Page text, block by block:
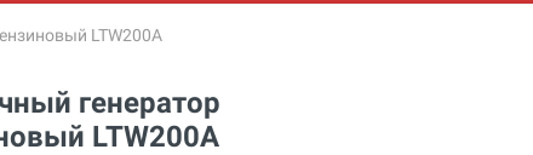
LTW200A
генератор
LTW200A